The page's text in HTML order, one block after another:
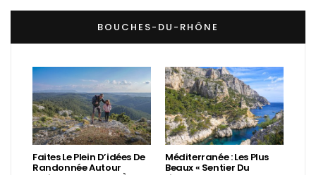
BOUCHES-DU-RHÔNE
Faites Le Plein D’idées De
Randonnée Autour
Méditerranée : Les Plus
Beaux « Sentier Du